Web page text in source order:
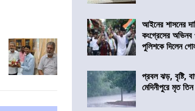
আইনের শাসনের
কংগ্রেসের অভিনব
পুলিশকে দিলেন
প্রবল ঝড়, বৃষ্টি,
মেদিনীপুরে মৃত তিন